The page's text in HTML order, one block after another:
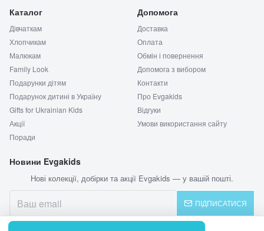
Каталог
Дівчаткам
Хлопчикам
Малюкам
Family Look
Подарунки дітям
Подарунок дитині в Україну
Gifts for Ukrainian Kids
Акції
Поради
Допомога
Доставка
Оплата
Обмін і повернення
Допомога з вибором
Контакти
Про Evgakids
Відгуки
Умови використання сайту
Новини Evgakids
Нові колекції, добірки та акції Evgakids — у вашій пошті.
ПІДПИСАТИСЯ